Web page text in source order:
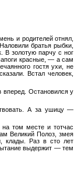
и родителей отнял,
братья рыбки,
В золотую парчу с ног
красные, — а сам
гостя ухи, не
Встал человек,
Остановился у
А за ушицу —
том месте и тотчас
Великий Полоз, змея
клады. Раз в сто лет
выдержит — тем